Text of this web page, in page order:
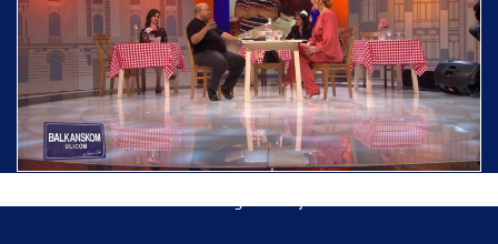
Ispraćaj Pojasa Presvete Bogorodice danas iz
Hrama Svetog Save